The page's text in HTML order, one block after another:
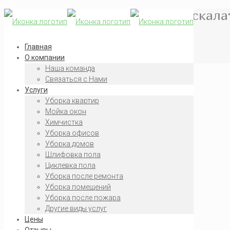
Главная
О компании
Наша команда
Связаться с Нами
Услуги
Уборка квартир
Мойка окон
Химчистка
Уборка офисов
Уборка домов
Шлифовка пола
Циклевка пола
Уборка после ремонта
Уборка помещений
Уборка после пожара
Другие виды услуг
Цены
Варианты чистки лестниц и
Новости
Варианты чистки лестниц и эскалаторов